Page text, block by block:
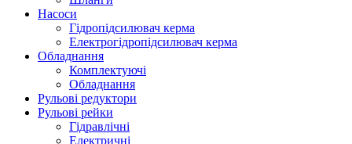
Насоси
Гідропідсилювач керма
Електрогідропідсилювач керма
Обладнання
Комплектуючі
Обладнання
Рульові редуктори
Рульові рейки
Гідравлічні
Електричні